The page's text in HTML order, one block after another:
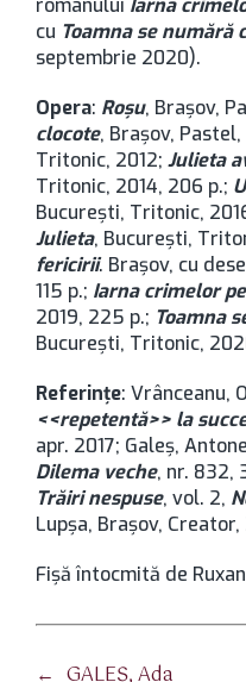
romanului Iarna
cu Toamna se numără
septembrie 2020).
Opera: Roșu, Brașov,
clocote, Brașov, Pastel,
Tritonic, 2012; Julieta
Tritonic, 2014, 206 p.;
București, Tritonic,
Julieta, București,
fericirii. Brașov, cu
115 p.; Iarna crimelor
2019, 225 p.; Toamna
București, Tritonic,
Referințe: Vrânceanu,
<<repetentă>> la
apr. 2017; Galeș,
Dilema veche, nr. 832,
Trăiri nespuse, vol. 2,
Lupșa, Brașov,
Fișă întocmită de
← GALEȘ, Ada